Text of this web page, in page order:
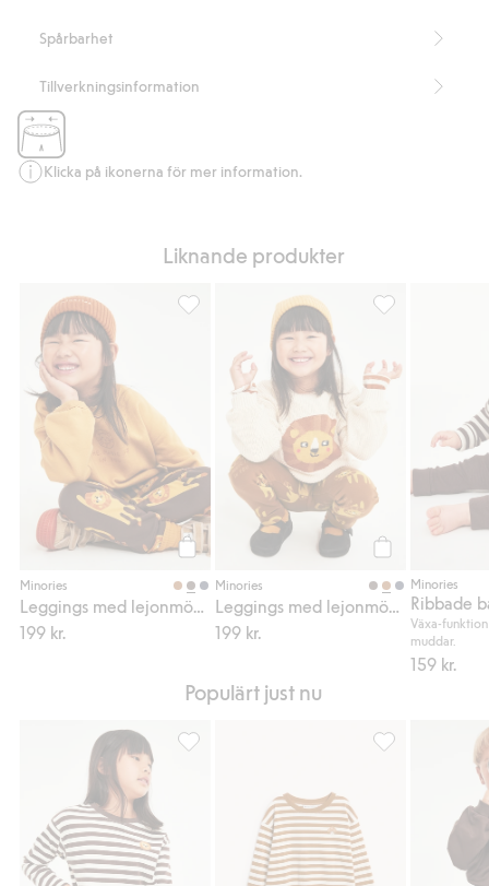
Spårbarhet
Tillverkningsinformation
Klicka på ikonerna för mer information.
Liknande produkter
Minories
199 kr.
Leggings med lejonmönster, Lägg till i
Minories
199 kr.
Minories
Ribbade
Växa-
muddar.
159 kr.
Populärt just nu
Randig topp med lejonbrodyr, Lägg till i
Randig topp